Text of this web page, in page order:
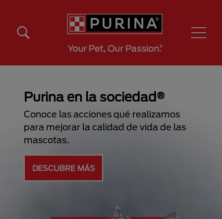
Purina en la sociedad®
Conoce las acciones qué realizamos
para mejorar la calidad de vida de las
mascotas.
DESCUBRE MÁS